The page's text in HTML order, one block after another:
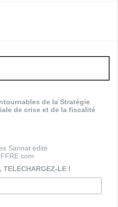
de la Stratégie
de crise et de la fiscalité
Sannat édité
TELECHARGEZ-LE !